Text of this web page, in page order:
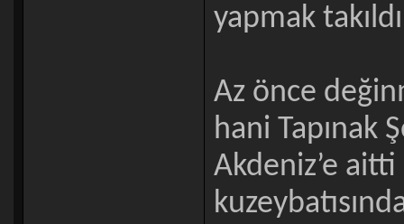
yapmak
Az önce
hani Tapınak
Akdeniz’e aitti